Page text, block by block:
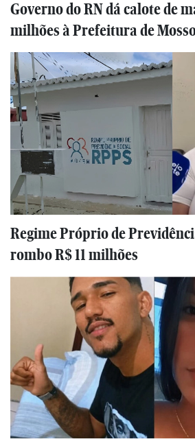
Governo do RN dá calote de
milhões à Prefeitura de
Regime Próprio de
rombo R$ 11 milhões